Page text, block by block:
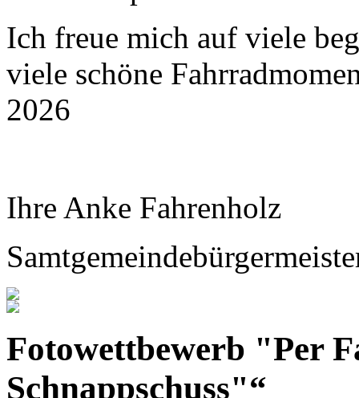
Ich freue mich auf viele
viele schöne
2026
Ihre Anke Fahrenholz
Fotowettbewerb "Per
Schnappschuss"“